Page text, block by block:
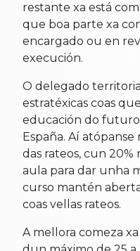
restante xa está
que boa parte xa
encargado ou en
execución.
O delegado
estratéxicas coas
educación do
España. Aí
das rateos, cun
aula para dar unha
curso mantén
coas vellas rateos.
A mellora comeza